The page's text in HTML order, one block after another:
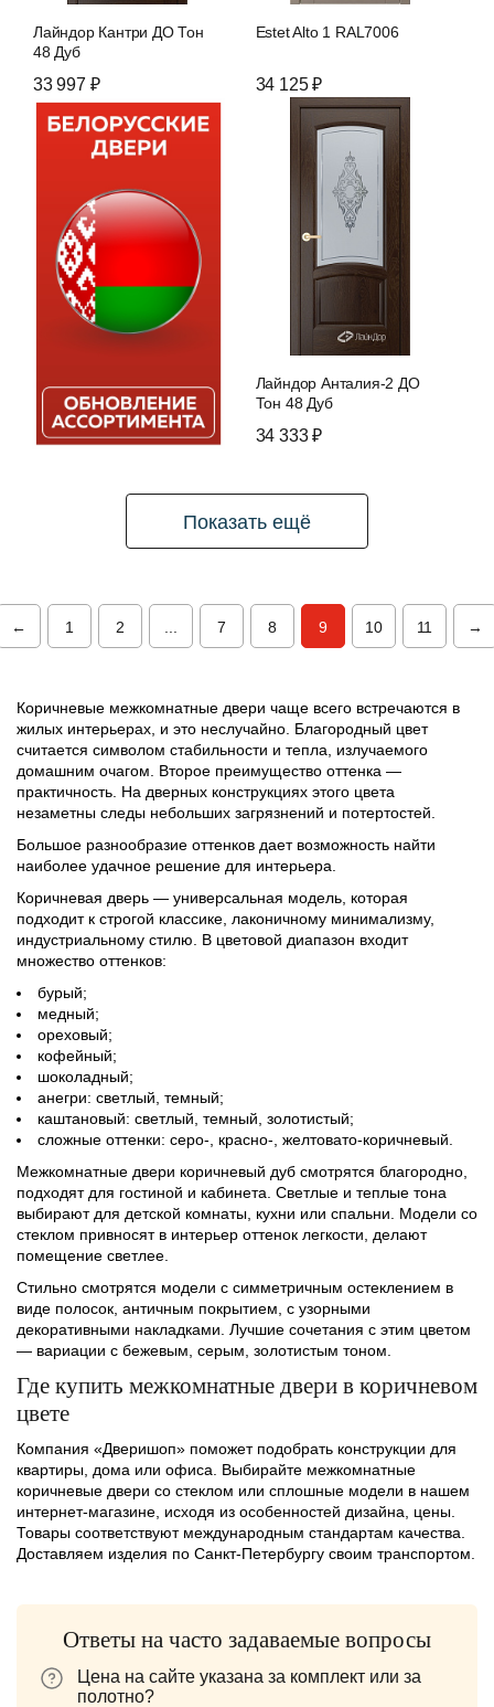
Лайндор Кантри ДО Тон
48 Дуб
33 997 ₽
Estet Alto 1 RAL7006
34 125 ₽
Лайндор Анталия-2 ДО
Тон 48 Дуб
34 333 ₽
Показать ещё
← 1 2 ... 7 8 9 10 11 →
Коричневые межкомнатные двери чаще всего встречаются в
жилых интерьерах, и это неслучайно. Благородный цвет
считается символом стабильности и тепла, излучаемого
домашним очагом. Второе преимущество оттенка —
практичность. На дверных конструкциях этого цвета
незаметны следы небольших загрязнений и потертостей.
Большое разнообразие оттенков дает возможность найти
наиболее удачное решение для интерьера.
Коричневая дверь — универсальная модель, которая
подходит к строгой классике, лаконичному минимализму,
индустриальному стилю. В цветовой диапазон входит
множество оттенков:
бурый;
медный;
ореховый;
кофейный;
шоколадный;
анегри: светлый, темный;
каштановый: светлый, темный, золотистый;
сложные оттенки: серо-, красно-, желтовато-коричневый.
Межкомнатные двери коричневый дуб смотрятся благородно,
подходят для гостиной и кабинета. Светлые и теплые тона
выбирают для детской комнаты, кухни или спальни. Модели со
стеклом привносят в интерьер оттенок легкости, делают
помещение светлее.
Стильно смотрятся модели с симметричным остеклением в
виде полосок, античным покрытием, с узорными
декоративными накладками. Лучшие сочетания с этим цветом
— вариации с бежевым, серым, золотистым тоном.
Где купить межкомнатные двери в коричневом
цвете
Компания «Дверишоп» поможет подобрать конструкции для
квартиры, дома или офиса. Выбирайте межкомнатные
коричневые двери со стеклом или сплошные модели в нашем
интернет-магазине, исходя из особенностей дизайна, цены.
Товары соответствуют международным стандартам качества.
Доставляем изделия по Санкт-Петербургу своим транспортом.
Ответы на часто задаваемые вопросы
Цена на сайте указана за комплект или за
полотно?